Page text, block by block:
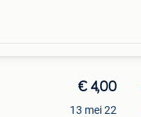
€ 4,00
13 mei 22